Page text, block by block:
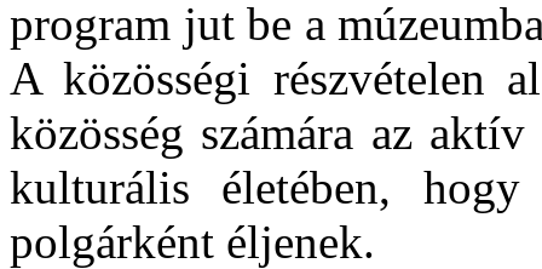
program jut be a
A közösségi részvételen
közösség számára az
kulturális életében,
polgárként éljenek.